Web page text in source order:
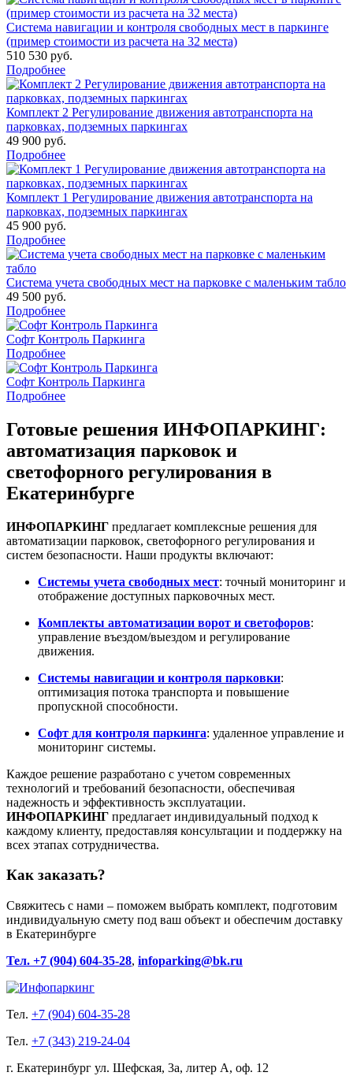
Система навигации и контроля свободных мест в паркинге
(пример стоимости из расчета на 32 места)
510 530 руб.
Подробнее
Комплект 2 Регулирование движения автотранспорта на
парковках, подземных паркингах
49 900 руб.
Подробнее
Комплект 1 Регулирование движения автотранспорта на
парковках, подземных паркингах
45 900 руб.
Подробнее
Система учета свободных мест на парковке с маленьким табло
49 500 руб.
Подробнее
Софт Контроль Паркинга
Подробнее
Софт Контроль Паркинга
Подробнее
Готовые решения ИНФОПАРКИНГ:
автоматизация парковок и
светофорного регулирования в
Екатеринбурге
ИНФОПАРКИНГ предлагает комплексные решения для
автоматизации парковок, светофорного регулирования и
систем безопасности. Наши продукты включают:
Системы учета свободных мест: точный мониторинг и
отображение доступных парковочных мест.
Комплекты автоматизации ворот и светофоров:
управление въездом/выездом и регулирование
движения.
Системы навигации и контроля парковки:
оптимизация потока транспорта и повышение
пропускной способности.
Софт для контроля паркинга: удаленное управление и
мониторинг системы.
Каждое решение разработано с учетом современных
технологий и требований безопасности, обеспечивая
надежность и эффективность эксплуатации.
ИНФОПАРКИНГ предлагает индивидуальный подход к
каждому клиенту, предоставляя консультации и поддержку на
всех этапах сотрудничества.
Как заказать?
Свяжитесь с нами – поможем выбрать комплект, подготовим
индивидуальную смету под ваш объект и обеспечим доставку
в Екатеринбурге
Тел. +7 (904) 604-35-28, infoparking@bk.ru
Тел. +7 (904) 604-35-28
Тел. +7 (343) 219-24-04
г. Екатеринбург ул. Шефская, 3а, литер А, оф. 12